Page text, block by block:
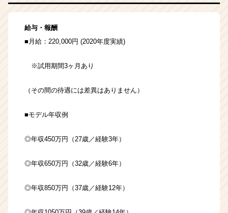
給与・報酬
■月給：220,000円 (2020年度実績)
※試用期間3ヶ月あり
（その間の待遇には差異はありません）
■モデル年収例
◎年収450万円（27歳／経験3年）
◎年収650万円（32歳／経験6年）
◎年収850万円（37歳／経験12年）